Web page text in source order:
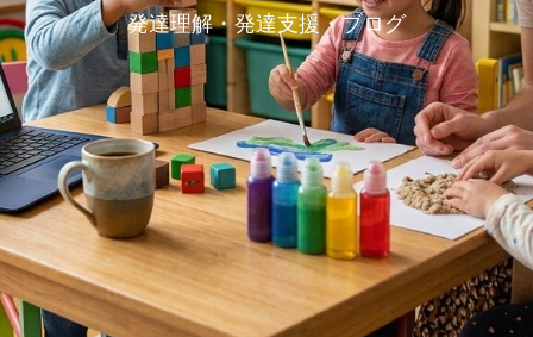
発達理解・発達支援・ブログ